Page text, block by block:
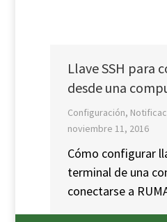
Llave SSH para
desde una
Configuración,
noviembre 11, 2016
Cómo configurar
terminal de una
conectarse a